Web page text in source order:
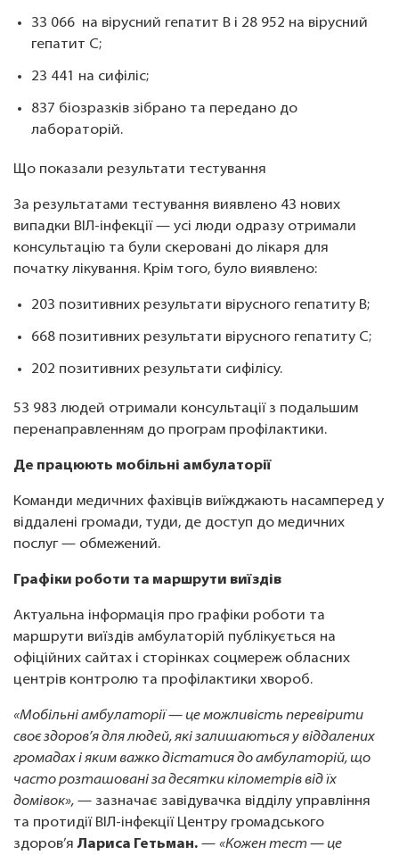
33 066 на вірусний гепатит B і 28 952 на вірусний
гепатит C;
23 441 на сифіліс;
837 біозразків зібрано та передано до
лабораторій.
Що показали результати тестування
За результатами тестування виявлено 43 нових
випадки ВІЛ-інфекції — усі люди одразу отримали
консультацію та були скеровані до лікаря для
початку лікування. Крім того, було виявлено:
203 позитивних результати вірусного гепатиту В;
668 позитивних результати вірусного гепатиту С;
202 позитивних результати сифілісу.
53 983 людей отримали консультації з подальшим
перенаправленням до програм профілактики.
Де працюють мобільні амбулаторії
Команди медичних фахівців виїжджають насамперед у
віддалені громади, туди, де доступ до медичних
послуг — обмежений.
Графіки роботи та маршрути виїздів
Актуальна інформація про графіки роботи та
маршрути виїздів амбулаторій публікується на
офіційних сайтах і сторінках соцмереж обласних
центрів контролю та профілактики хвороб.
«Мобільні амбулаторії — це можливість перевірити
своє здоров’я для людей, які залишаються у віддалених
громадах і яким важко дістатися до амбулаторій, що
часто розташовані за десятки кілометрів від їх
домівок», — зазначає завідувачка відділу управління
та протидії ВІЛ-інфекції Центру громадського
здоров’яЛариса Гетьман. — «Кожен тест — це